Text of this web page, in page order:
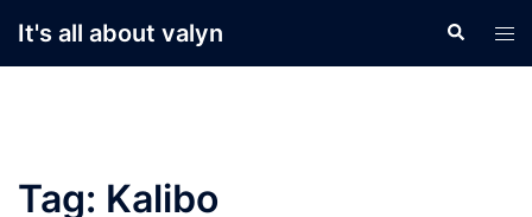
It's all about valyn Search
Tag: Kalibo